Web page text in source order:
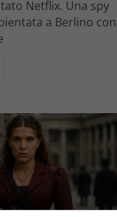
Netflix. Una spy
a Berlino con